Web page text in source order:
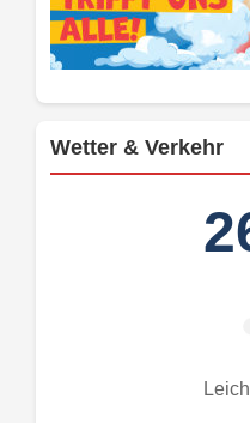
Wetter & Verkehr